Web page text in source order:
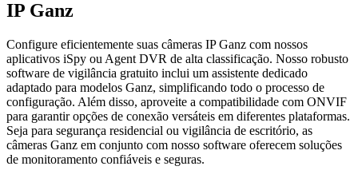
IP Ganz
Configure eficientemente suas câmeras IP Ganz com nossos
aplicativos iSpy ou Agent DVR de alta classificação. Nosso robusto
software de vigilância gratuito inclui um assistente dedicado
adaptado para modelos Ganz, simplificando todo o processo de
configuração. Além disso, aproveite a compatibilidade com ONVIF
para garantir opções de conexão versáteis em diferentes plataformas.
Seja para segurança residencial ou vigilância de escritório, as
câmeras Ganz em conjunto com nosso software oferecem soluções
de monitoramento confiáveis e seguras.